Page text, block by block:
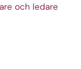
och ledare